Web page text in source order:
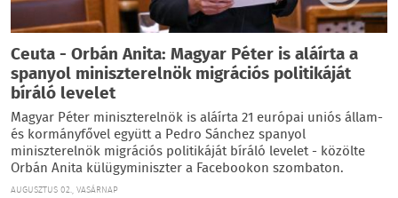
Ceuta - Orbán Anita: Magyar Péter is aláírta a
spanyol miniszterelnök migrációs politikáját
bíráló levelet
Magyar Péter miniszterelnök is aláírta 21 európai uniós állam-
és kormányfővel együtt a Pedro Sánchez spanyol
miniszterelnök migrációs politikáját bíráló levelet - közölte
Orbán Anita külügyminiszter a Facebookon szombaton.
AUGUSZTUS 02., VASÁRNAP